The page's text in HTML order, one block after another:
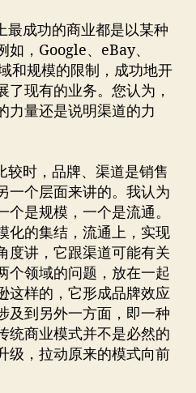
成功的商业都是以某种
，Google、eBay、
和规模的限制，成功地开
了现有的业务。您认为，
力量还是说明渠道的力
时，品牌、渠道是销售
一个层面来讲的。我认为
是规模，一个是流通。
化的集结，流通上，实现
度讲，它跟渠道可能有关
个领域的问题，放在一起
这样的，它形成品牌效应
及到另外一方面，即一种
统商业模式并不是必然的
级，拉动原来的模式向前